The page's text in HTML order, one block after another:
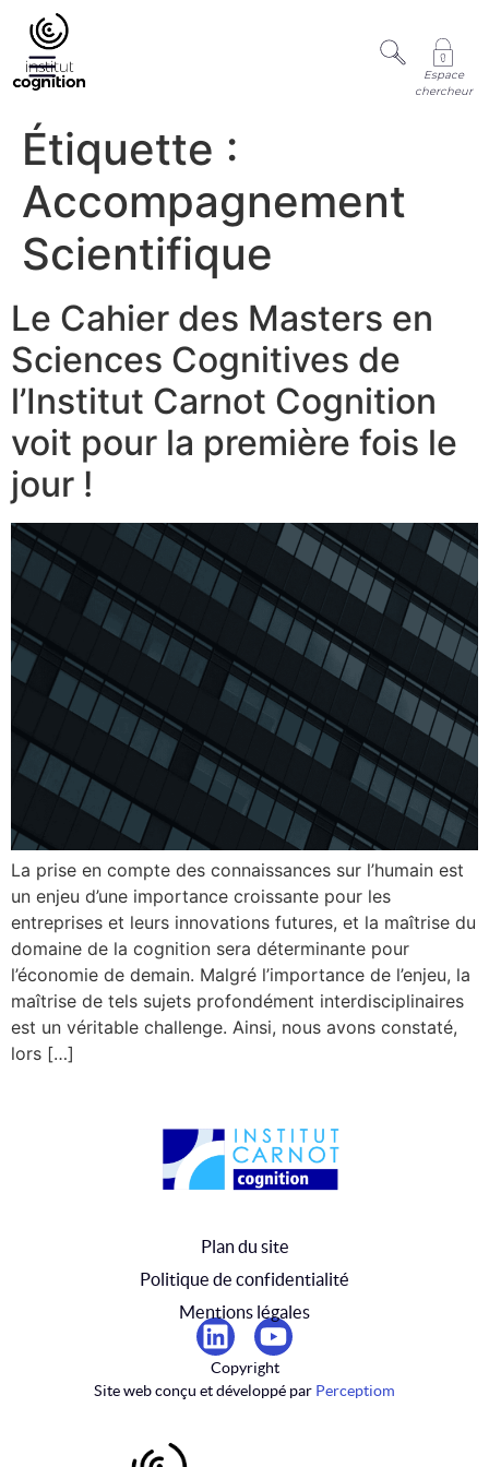
Espace
chercheur
Étiquette :
Accompagnement
Scientifique
Le Cahier des Masters en
Sciences Cognitives de
l’Institut Carnot Cognition
voit pour la première fois le
jour !
La prise en compte des connaissances sur l’humain est
un enjeu d’une importance croissante pour les
entreprises et leurs innovations futures, et la maîtrise du
domaine de la cognition sera déterminante pour
l’économie de demain. Malgré l’importance de l’enjeu, la
maîtrise de tels sujets profondément interdisciplinaires
est un véritable challenge. Ainsi, nous avons constaté,
lors […]
Plan du site
Politique de confidentialité
Mentions légales
Copyright
Site web conçu et développé par Perceptiom